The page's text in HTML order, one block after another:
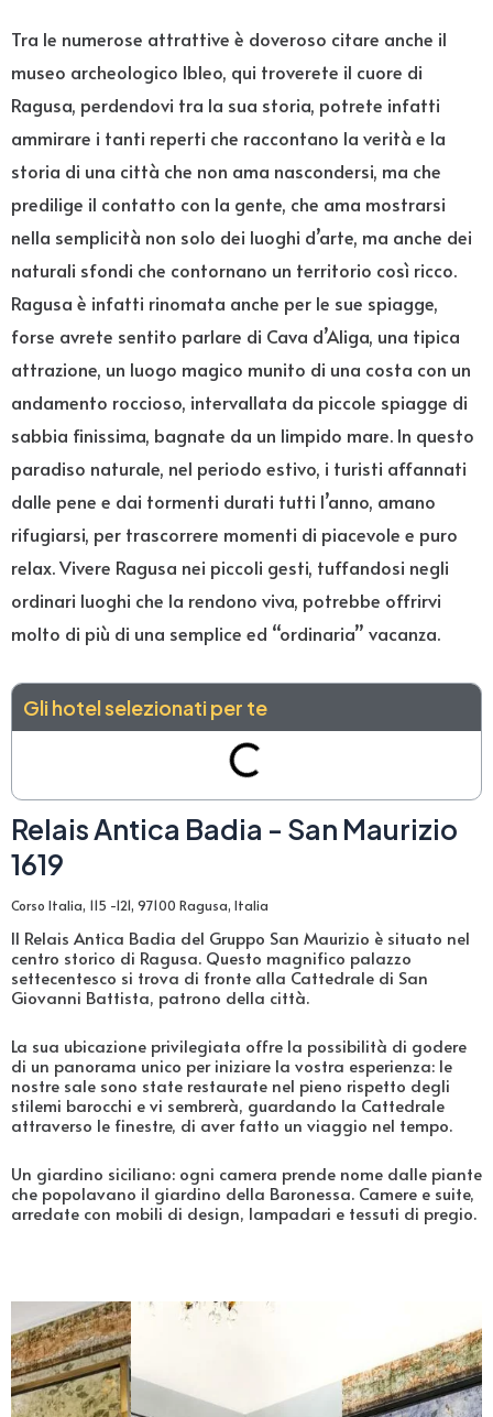
Tra le numerose attrattive è doveroso citare anche il
museo archeologico Ibleo, qui troverete il cuore di
Ragusa, perdendovi tra la sua storia, potrete infatti
ammirare i tanti reperti che raccontano la verità e la
storia di una città che non ama nascondersi, ma che
predilige il contatto con la gente, che ama mostrarsi
nella semplicità non solo dei luoghi d’arte, ma anche dei
naturali sfondi che contornano un territorio così ricco.
Ragusa è infatti rinomata anche per le sue spiagge,
forse avrete sentito parlare di Cava d’Aliga, una tipica
attrazione, un luogo magico munito di una costa con un
andamento roccioso, intervallata da piccole spiagge di
sabbia finissima, bagnate da un limpido mare. In questo
paradiso naturale, nel periodo estivo, i turisti affannati
dalle pene e dai tormenti durati tutti l’anno, amano
rifugiarsi, per trascorrere momenti di piacevole e puro
relax. Vivere Ragusa nei piccoli gesti, tuffandosi negli
ordinari luoghi che la rendono viva, potrebbe offrirvi
molto di più di una semplice ed “ordinaria” vacanza.
Gli hotel selezionati per te
Relais Antica Badia - San Maurizio
1619
Corso Italia, 115 -121, 97100 Ragusa, Italia
Il Relais Antica Badia del Gruppo San Maurizio è situato nel
centro storico di Ragusa. Questo magnifico palazzo
settecentesco si trova di fronte alla Cattedrale di San
Giovanni Battista, patrono della città.
La sua ubicazione privilegiata offre la possibilità di godere
di un panorama unico per iniziare la vostra esperienza: le
nostre sale sono state restaurate nel pieno rispetto degli
stilemi barocchi e vi sembrerà, guardando la Cattedrale
attraverso le finestre, di aver fatto un viaggio nel tempo.
Un giardino siciliano: ogni camera prende nome dalle piante
che popolavano il giardino della Baronessa. Camere e suite,
arredate con mobili di design, lampadari e tessuti di pregio.